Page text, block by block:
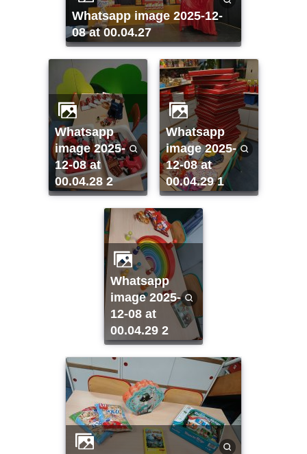
whatsapp image 2025-12-
08 at 00.04.27
whatsapp
image 2025-
12-08 at
00.04.28 2
whatsapp
image 2025-
12-08 at
00.04.29 1
whatsapp
image 2025-
12-08 at
00.04.29 2